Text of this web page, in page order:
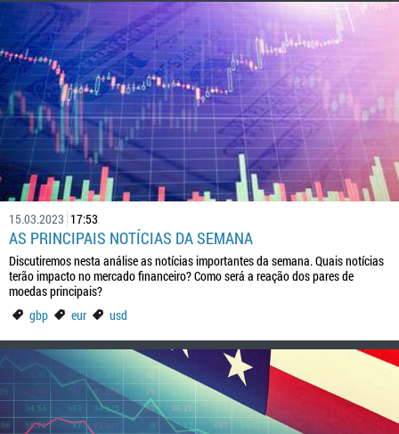
15.03.2023 17:53
AS PRINCIPAIS NOTÍCIAS DA SEMANA
Discutiremos nesta análise as notícias importantes da semana. Quais notícias
terão impacto no mercado financeiro? Como será a reação dos pares de
moedas principais?
gbp
eur usd